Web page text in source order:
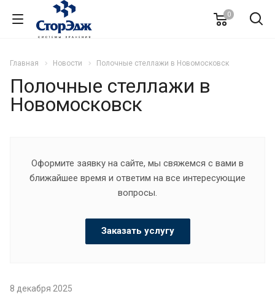
0
Главная Новости Полочные стеллажи в Новомосковск
Полочные стеллажи в
Новомосковск
Оформите заявку на сайте, мы свяжемся с вами в
ближайшее время и ответим на все интересующие
вопросы.
Заказать услугу
8 декабря 2025